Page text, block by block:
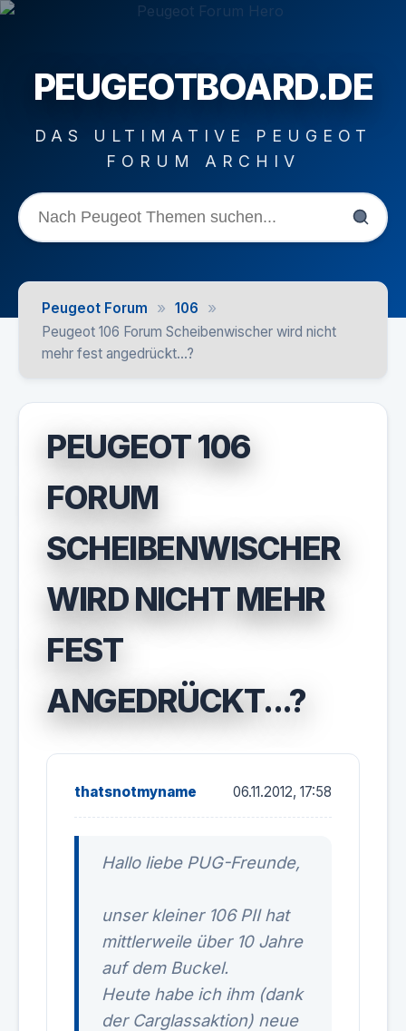
PEUGEOTBOARD.DE
DAS ULTIMATIVE PEUGEOT
FORUM ARCHIV
Peugeot Forum » 106 »
Peugeot 106 Forum Scheibenwischer wird nicht
mehr fest angedrückt...?
PEUGEOT 106
FORUM
SCHEIBENWISCHER
WIRD NICHT MEHR
FEST
ANGEDRÜCKT...?
thatsnotmyname 06.11.2012, 17:58
Hallo liebe PUG-Freunde,
unser kleiner 106 PII hat
mittlerweile über 10 Jahre
auf dem Buckel.
Heute habe ich ihm (dank
der Carglassaktion) neue